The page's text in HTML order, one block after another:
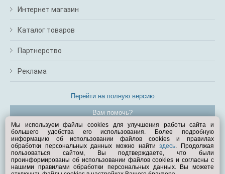
Интернет магазин
Каталог товаров
Партнерство
Реклама
Перейти на полную версию
Вам помочь?
© Exist.ru 1998—2026
Мы используем файлы cookies для улучшения работы сайта и
большего удобства его использования. Более подробную
информацию об использовании файлов cookies и правилах
обработки персональных данных можно найтиздесь. Продолжая
пользоваться сайтом, Вы подтверждаете, что были
проинформированы об использовании файлов cookies и согласны с
нашими правилами обработки персональных данных. Вы можете